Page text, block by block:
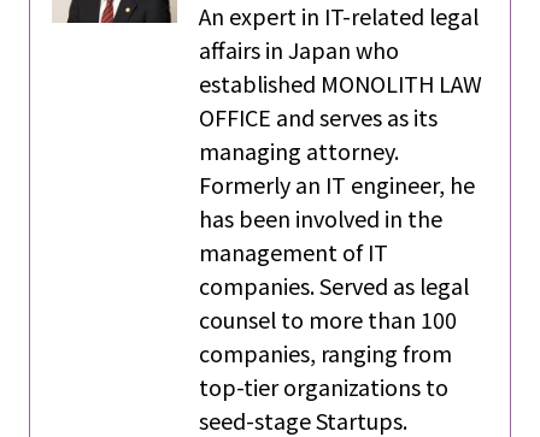
An expert in IT-related legal
affairs in Japan who
established MONOLITH LAW
OFFICE and serves as its
managing attorney.
Formerly an IT engineer, he
has been involved in the
management of IT
companies. Served as legal
counsel to more than 100
companies, ranging from
top-tier organizations to
seed-stage Startups.